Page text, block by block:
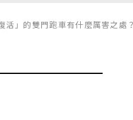
雙門跑車有什麼厲害之處？售價